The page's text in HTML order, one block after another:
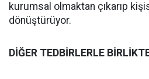
kurumsal olmaktan çıkarıp
dönüştürüyor.
DİĞER TEDBİRLERLE